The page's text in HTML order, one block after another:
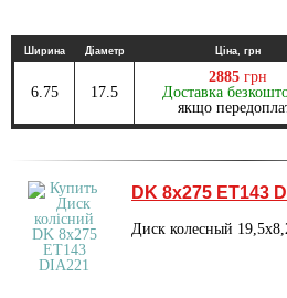
Ширина Діаметр Ціна, грн
6.75 17.5
2885 грн
Доставка
якщо
DK 8х275 ET143
Диск колесный